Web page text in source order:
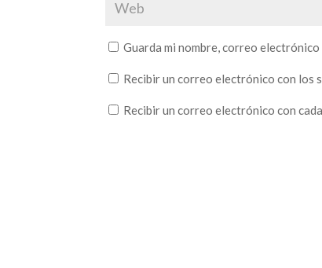
Guarda mi nombre, correo
Recibir un correo electrónico con los
Recibir un correo electrónico con